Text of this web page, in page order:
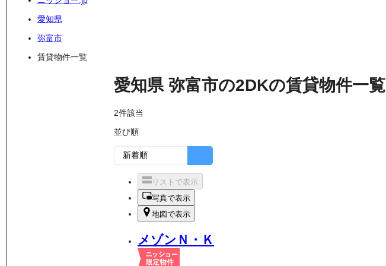
愛知県
弥富市
賃貸物件一覧
愛知県 弥富市の2DKの賃貸物件一覧
2件該当
並び順
リストで表示
写真で表示
地図で表示
メゾンＮ・Ｋ